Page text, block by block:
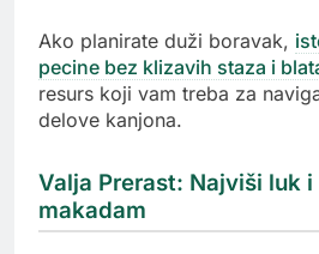
Ako planirate duži boravak,
pecine bez klizavih staza i
resurs koji vam treba za
delove kanjona.
Valja Prerast: Najviši luk i
makadam